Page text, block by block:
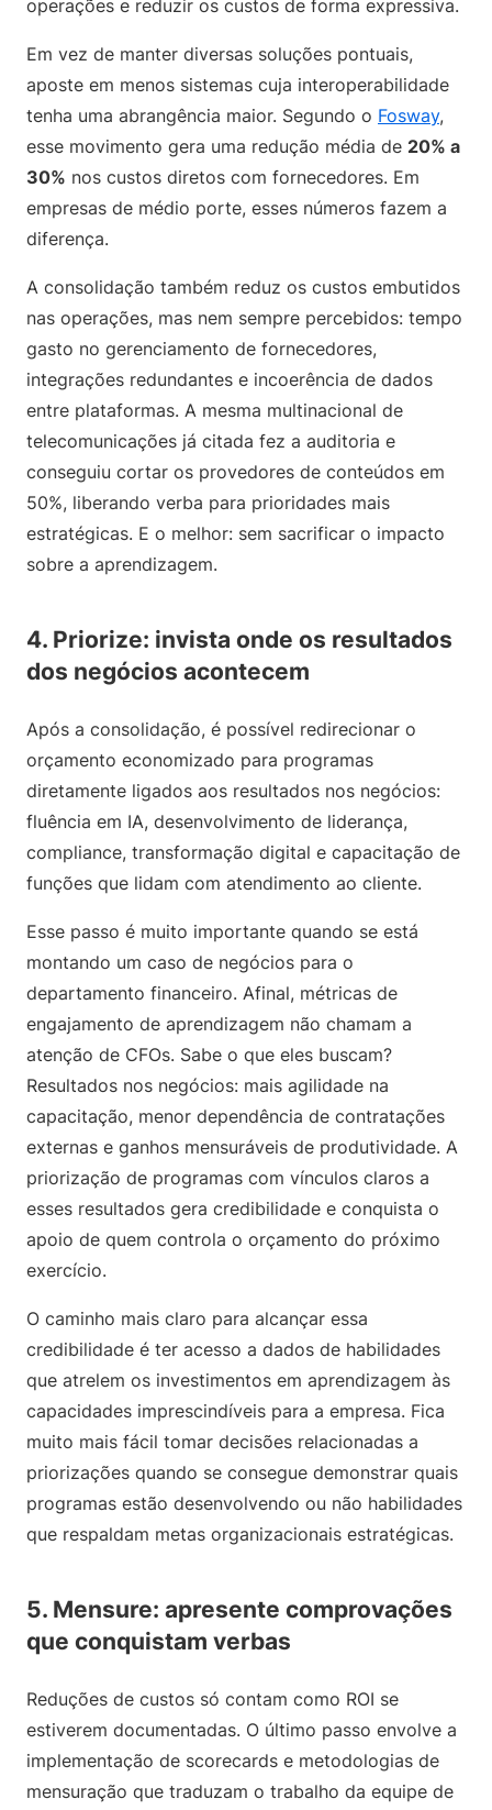
operações e reduzir os custos de forma expressiva.
Em vez de manter diversas soluções pontuais,
aposte em menos sistemas cuja interoperabilidade
tenha uma abrangência maior. Segundo o Fosway,
esse movimento gera uma redução média de 20% a
30% nos custos diretos com fornecedores. Em
empresas de médio porte, esses números fazem a
diferença.
A consolidação também reduz os custos embutidos
nas operações, mas nem sempre percebidos: tempo
gasto no gerenciamento de fornecedores,
integrações redundantes e incoerência de dados
entre plataformas. A mesma multinacional de
telecomunicações já citada fez a auditoria e
conseguiu cortar os provedores de conteúdos em
50%, liberando verba para prioridades mais
estratégicas. E o melhor: sem sacrificar o impacto
sobre a aprendizagem.
4. Priorize: invista onde os resultados
dos negócios acontecem
Após a consolidação, é possível redirecionar o
orçamento economizado para programas
diretamente ligados aos resultados nos negócios:
fluência em IA, desenvolvimento de liderança,
compliance, transformação digital e capacitação de
funções que lidam com atendimento ao cliente.
Esse passo é muito importante quando se está
montando um caso de negócios para o
departamento financeiro. Afinal, métricas de
engajamento de aprendizagem não chamam a
atenção de CFOs. Sabe o que eles buscam?
Resultados nos negócios: mais agilidade na
capacitação, menor dependência de contratações
externas e ganhos mensuráveis de produtividade. A
priorização de programas com vínculos claros a
esses resultados gera credibilidade e conquista o
apoio de quem controla o orçamento do próximo
exercício.
O caminho mais claro para alcançar essa
credibilidade é ter acesso a dados de habilidades
que atrelem os investimentos em aprendizagem às
capacidades imprescindíveis para a empresa. Fica
muito mais fácil tomar decisões relacionadas a
priorizações quando se consegue demonstrar quais
programas estão desenvolvendo ou não habilidades
que respaldam metas organizacionais estratégicas.
5. Mensure: apresente comprovações
que conquistam verbas
Reduções de custos só contam como ROI se
estiverem documentadas. O último passo envolve a
implementação de scorecards e metodologias de
mensuração que traduzam o trabalho da equipe de